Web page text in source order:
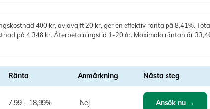
400 kr, aviavgift 20 kr, ger en effektiv ränta på 8,41%.
på 4 348 kr. Återbetalningstid 1-20 år. Maximala räntan är
Ränta Anmärkning Nästa steg
7,99 - 18,99% Nej Ansök nu →